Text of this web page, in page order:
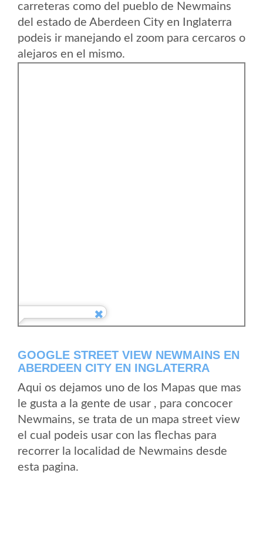
carreteras como del pueblo de Newmains
del estado de Aberdeen City en Inglaterra
podeis ir manejando el zoom para cercaros o
alejaros en el mismo.
GOOGLE STREET VIEW NEWMAINS EN
ABERDEEN CITY EN INGLATERRA
Aqui os dejamos uno de los Mapas que mas
le gusta a la gente de usar , para concocer
Newmains, se trata de un mapa street view
el cual podeis usar con las flechas para
recorrer la localidad de Newmains desde
esta pagina.